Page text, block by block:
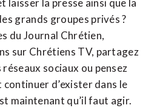
laisser la presse ainsi que la
grands groupes privés ?
du Journal Chrétien,
sur Chrétiens TV, partagez
sociaux ou pensez
d’exister dans le
maintenant qu’il faut agir.